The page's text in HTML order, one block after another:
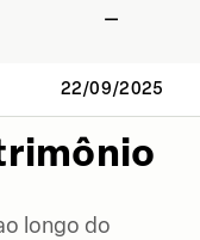
—
22/09/2025
longo do